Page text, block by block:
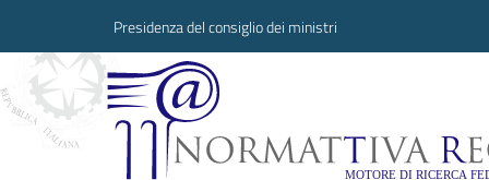
Presidenza del consiglio dei ministri